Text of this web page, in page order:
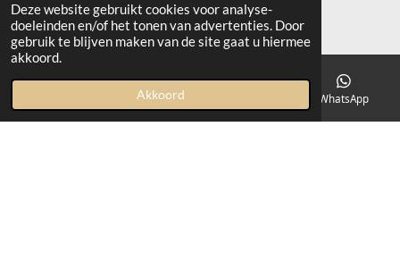
Deze website gebruikt cookies voor analyse-
doeleinden en/of het tonen van advertenties. Door
gebruik te blijven maken van de site gaat u hiermee
akkoord.
Akkoord
Everhardinkweg 2 - Zelhem
Openingstijden:
Vrijdag 13:00 - 17:00 uur
Kaart WhatsApp